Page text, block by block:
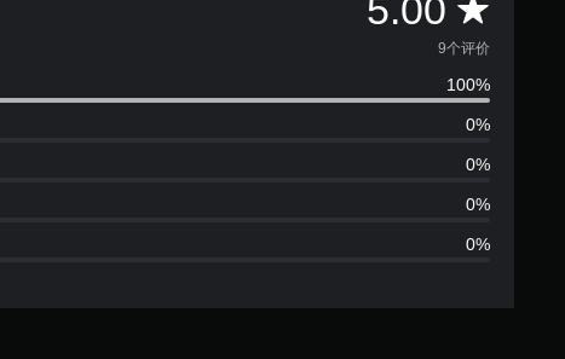
5.00
均
评
价
5
颗
星
9个评价
100%
0%
0%
0%
0%